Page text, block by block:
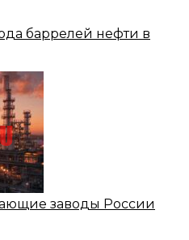
баррелей нефти в
заводы России